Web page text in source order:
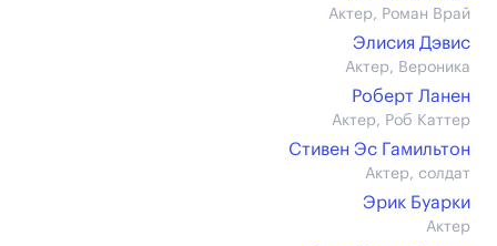
Актер, Роман Врай
Элисия Дэвис
Актер, Вероника
Роберт Ланен
Актер, Роб Каттер
Стивен Эс Гамильтон
Актер, солдат
Эрик Буарки
Актер